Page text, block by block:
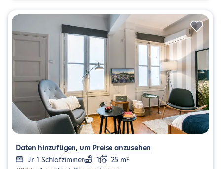
Daten hinzufügen, um Preise anzusehen
Jr. 1 Schlafzimmer
1
25 m²